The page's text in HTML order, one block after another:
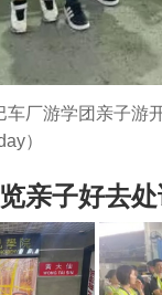
车厂游学团亲子游
）
亲子好去处